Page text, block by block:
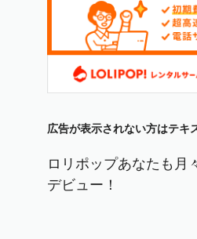
広告が表示されない方はテキ
ロリポップあなたも月
デビュー！